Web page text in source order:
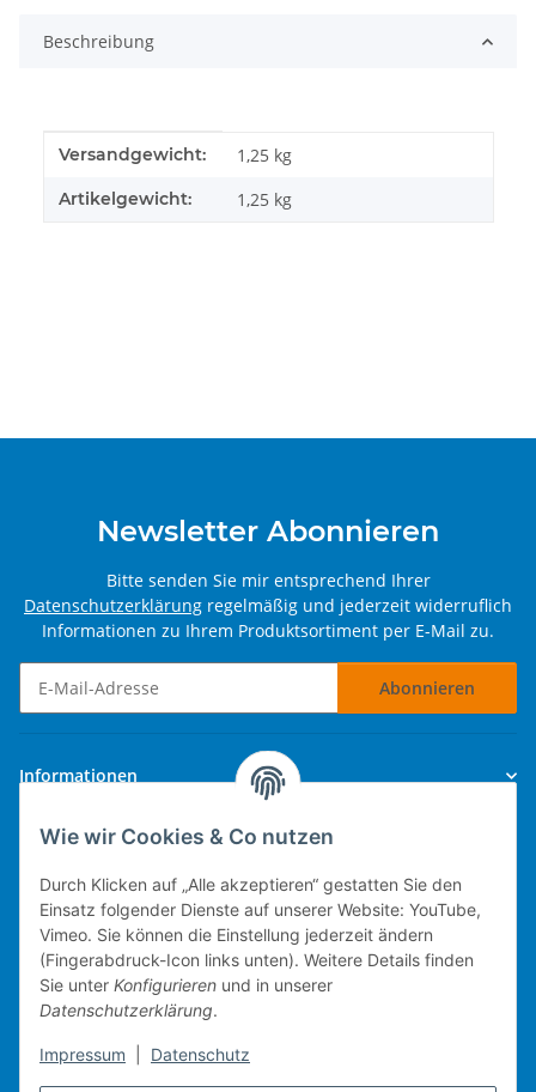
Wie wir Cookies & Co nutzen
Durch Klicken auf „Alle akzeptieren“ gestatten Sie den
Einsatz folgender Dienste auf unserer Website: YouTube,
Vimeo. Sie können die Einstellung jederzeit ändern
(Fingerabdruck-Icon links unten). Weitere Details finden
Sie unter Konfigurieren und in unserer
Datenschutzerklärung.
Impressum Datenschutz
Beschreibung
Produkteigenschaft
Wert
Versandgewicht: 1,25 kg
Artikelgewicht: 1,25 kg
Newsletter Abonnieren
Bitte senden Sie mir entsprechend Ihrer
Datenschutzerklärung regelmäßig und jederzeit widerruflich
Informationen zu Ihrem Produktsortiment per E-Mail zu.
Abonnieren
Informationen
Gesetzliche Informationen
Technische Umsetzung.
mobiles Kassensystem
Warenwirtschaft